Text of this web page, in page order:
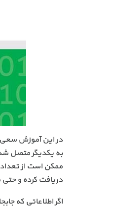
به یکدیگر متصل
ممکن است از تعداد
دریافت کرده و
اگر اطلاعاتی که